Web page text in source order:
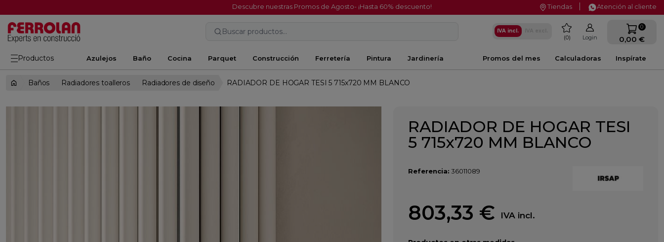
Descubre nuestras Promos de Agosto- ¡Hasta 60% descuento! Tiendas Atención al cliente
Buscar productos... IVA incl. favorite
0 Login
0
0,00 €
Productos Azulejos Baño Cocina Parquet Construcción Ferretería Pintura Jardinería Inspírate
Calculadoras
Promos del mes
Baños Radiadores toalleros Radiadores de diseño RADIADOR DE HOGAR TESI 5 715x720 MM BLANCO
RADIADOR DE HOGAR TESI
5 715x720 MM BLANCO
Referencia: 36011089
803,33 € IVA incl.